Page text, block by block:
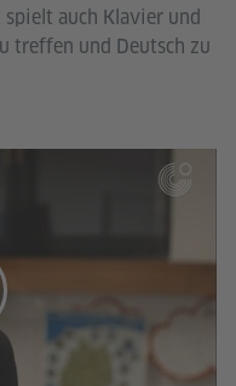
auch Klavier und
treffen und Deutsch zu